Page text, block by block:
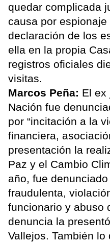
quedar complicada
causa por
declaración de los
ella en la propia
registros oficiales
visitas.
Marcos Peña: El ex
Nación fue
por “incitación a la
financiera,
presentación la
Paz y el Cambio
año, fue
fraudulenta,
funcionario y abuso
denuncia la
Vallejos. También lo